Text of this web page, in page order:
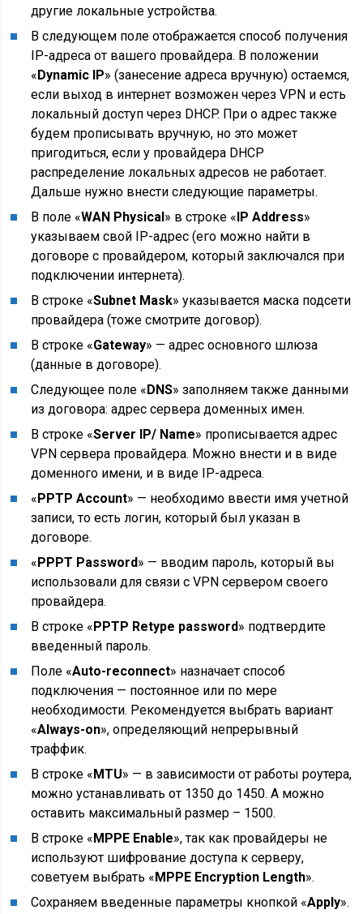
другие локальные устройства.
В следующем поле отображается способ получения
IP-адреса от вашего провайдера. В положении
«Dynamic IP» (занесение адреса вручную) остаемся,
если выход в интернет возможен через VPN и есть
локальный доступ через DHCP. При о адрес также
будем прописывать вручную, но это может
пригодиться, если у провайдера DHCP
распределение локальных адресов не работает.
Дальше нужно внести следующие параметры.
В поле «WAN Physical» в строке «IP Address»
указываем свой IP-адрес (его можно найти в
договоре с провайдером, который заключался при
подключении интернета).
В строке «Subnet Mask» указывается маска подсети
провайдера (тоже смотрите договор).
В строке «Gateway» — адрес основного шлюза
(данные в договоре).
Следующее поле «DNS» заполняем также данными
из договора: адрес сервера доменных имен.
В строке «Server IP/ Name» прописывается адрес
VPN сервера провайдера. Можно внести и в виде
доменного имени, и в виде IP-адреса.
«PPTP Account» — необходимо ввести имя учетной
записи, то есть логин, который был указан в
договоре.
«PPPT Password» — вводим пароль, который вы
использовали для связи с VPN сервером своего
провайдера.
В строке «PPTP Retype password» подтвердите
введенный пароль.
Поле «Auto-reconnect» назначает способ
подключения — постоянное или по мере
необходимости. Рекомендуется выбрать вариант
«Always-on», определяющий непрерывный
траффик.
В строке «MTU» — в зависимости от работы роутера,
можно устанавливать от 1350 до 1450. А можно
оставить максимальный размер – 1500.
В строке «MPPE Enable», так как провайдеры не
используют шифрование доступа к серверу,
советуем выбрать «MPPE Encryption Length».
Сохраняем введенные параметры кнопкой «Apply».